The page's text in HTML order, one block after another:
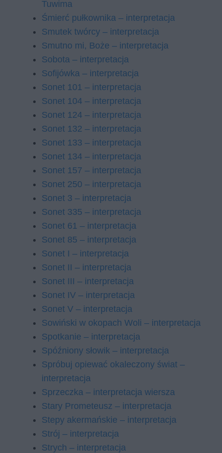
Tuwima
Śmierć pułkownika – interpretacja
Smutek twórcy – interpretacja
Smutno mi, Boże – interpretacja
Sobota – interpretacja
Sofijówka – interpretacja
Sonet 101 – interpretacja
Sonet 104 – interpretacja
Sonet 124 – interpretacja
Sonet 132 – interpretacja
Sonet 133 – interpretacja
Sonet 134 – interpretacja
Sonet 157 – interpretacja
Sonet 250 – interpretacja
Sonet 3 – interpretacja
Sonet 335 – interpretacja
Sonet 61 – interpretacja
Sonet 85 – interpretacja
Sonet I – interpretacja
Sonet II – interpretacja
Sonet III – interpretacja
Sonet IV – interpretacja
Sonet V – interpretacja
Sowiński w okopach Woli – interpretacja
Spotkanie – interpretacja
Spóźniony słowik – interpretacja
Spróbuj opiewać okaleczony świat –
interpretacja
Sprzeczka – interpretacja wiersza
Stary Prometeusz – interpretacja
Stepy akermańskie – interpretacja
Strój – interpretacja
Strych – interpretacja